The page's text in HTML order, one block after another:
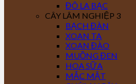
ĐÔ LA BẠC
CÂY LÂM NGHIỆP 3
BẠCH ĐÀN
XOAN TA
XOAN ĐÀO
MUỒNG ĐEN
HOA SỮA
MẮC MẬT